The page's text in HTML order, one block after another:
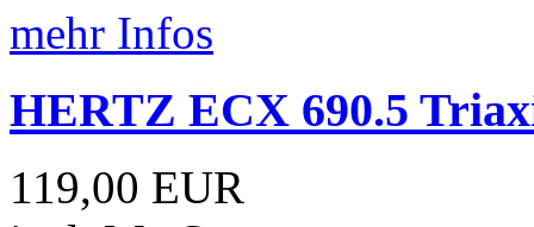
mehr Infos
HERTZ ECX 690.5
119,00 EUR